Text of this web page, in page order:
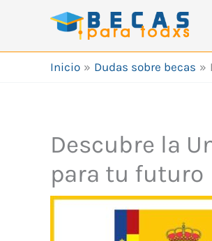
Inicio Dudas sobre becas
Descubre la
para tu futuro